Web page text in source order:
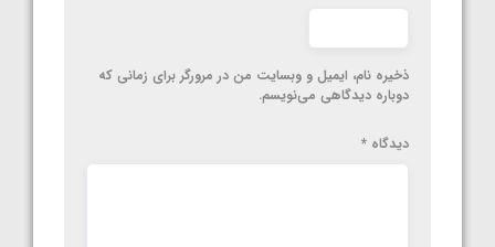
ذخیره نام، ایمیل و وبسایت من در مرورگر برای زمانی که
دوباره دیدگاهی می‌نویسم.
دیدگاه *